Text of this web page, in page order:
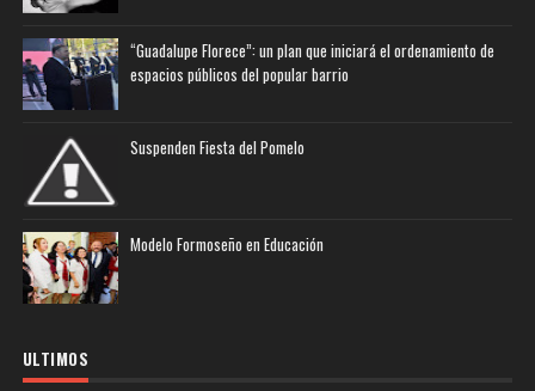
“Guadalupe Florece”: un plan que iniciará el ordenamiento de
espacios públicos del popular barrio
Suspenden Fiesta del Pomelo
Modelo Formoseño en Educación
ULTIMOS